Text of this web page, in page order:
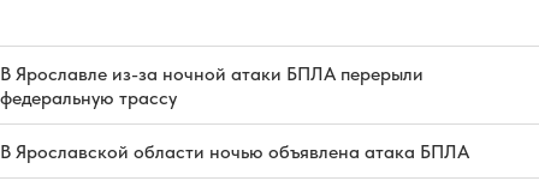
В Ярославле из-за ночной атаки БПЛА перерыли
федеральную трассу
В Ярославской области ночью объявлена атака БПЛА